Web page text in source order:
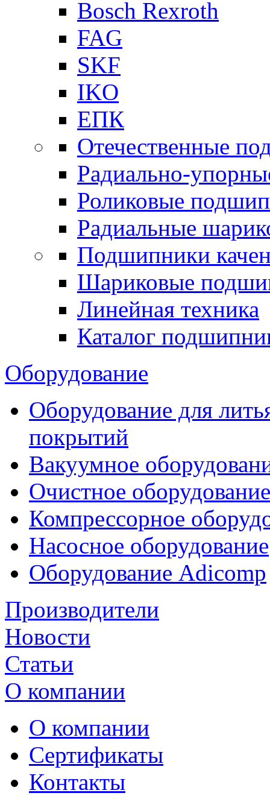
Bosch Rexroth
FAG
SKF
IKO
ЕПК
Отечественные
Радиально-
Роликовые
Радиальные
Подшипники
Шариковые
Линейная техника
Каталог
Оборудование
Оборудование для
покрытий
Вакуумное
Очистное оборудование
Компрессорное
Насосное оборудование
Оборудование Adicomp
Производители
Новости
Статьи
О компании
О компании
Сертификаты
Контакты